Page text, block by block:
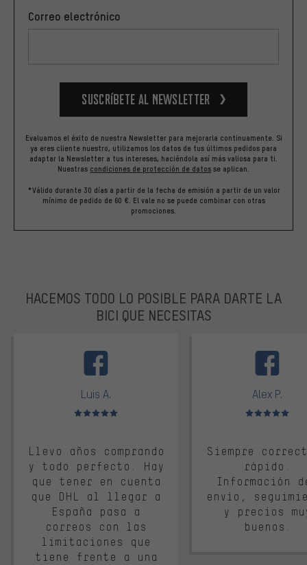
Correo electrónico
Suscríbete al newsletter
Evaluamos el éxito de nuestra Newsletter para mejorarla continuamente. Si
ya eres cliente nuestro, utilizamos los datos de tus últimos pedidos para
adaptar la Newsletter a tus intereses, haciéndola así más valiosa para ti.
Nuestras condiciones de protección de datos se aplican.
*Válido durante 30 días a partir de la fecha de emisión a partir de un valor
mínimo de pedido de 60 €. El vale no se puede combinar con otras
promociones.
HACEMOS TODO LO POSIBLE PARA DARTE LA
BICI QUE NECESITAS
Luis A.
Valoración media: 5 de 5
Llevo años comprando
y todo perfecto. Hay
que tener en cuenta
que DHL al llegar a
España pasa a
correos con las
limitaciones que
tiene frente a una
Alex P.
Valoración
Siempre
rápido.
Información
envío,
y precios
buenos.